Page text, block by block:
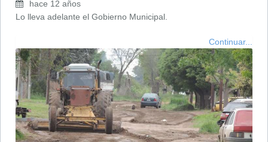
hace 12 años
Lo lleva adelante el Gobierno Municipal.
Continuar...